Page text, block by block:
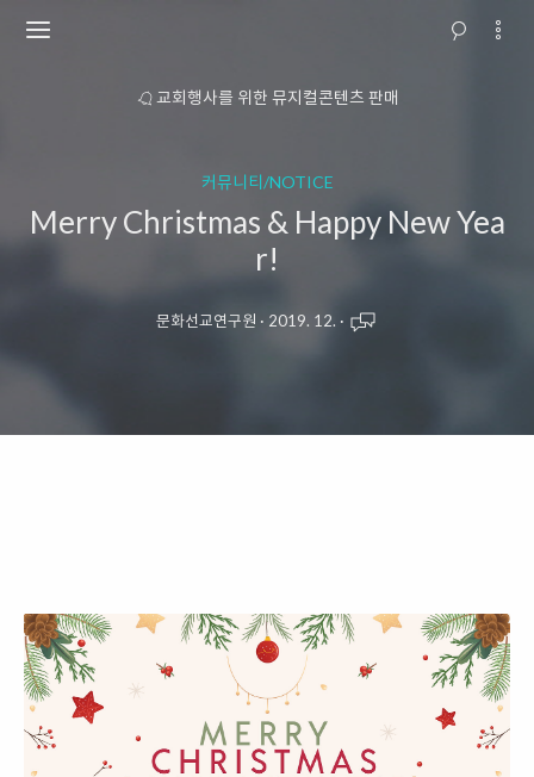
교회행사를 위한 뮤지컬콘텐츠 판매
커뮤니티/NOTICE
Merry Christmas & Happy New Yea
r!
문화선교연구원 · 2019. 12. ·